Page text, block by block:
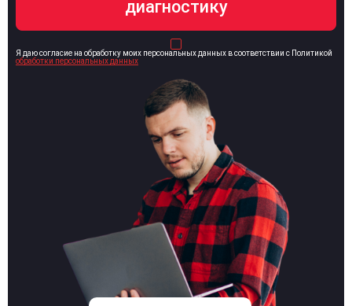
Я даю согласие на обработку моих персональных данных в соответствии с Политикой
обработки персональных данных